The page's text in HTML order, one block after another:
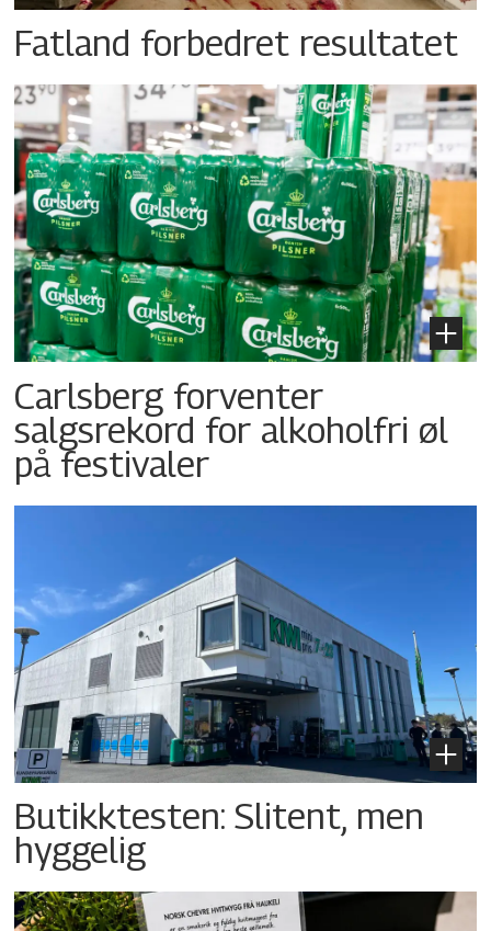
Fatland forbedret resultatet
Carlsberg forventer
salgsrekord for alkoholfri øl
på festivaler
Butikktesten: Slitent, men
hyggelig